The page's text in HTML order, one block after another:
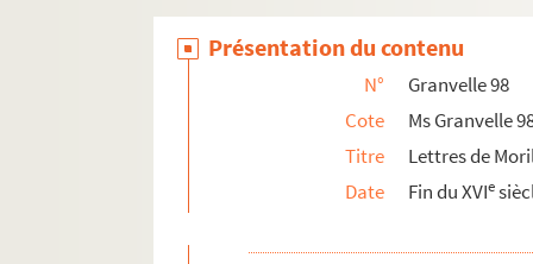
Présentation du contenu
N°
Granvelle 98
Cote
Ms Granvelle
Titre
Lettres de
Date
Fin du XVIe